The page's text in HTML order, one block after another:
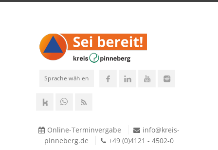
Sprache wählen
Online-Terminvergabe
info@kreis-
pinneberg.de
+49 (0)4121 - 4502-0